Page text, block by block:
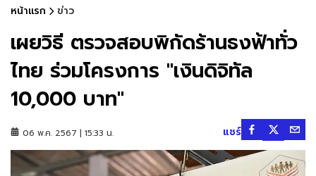
หน้าแรก ข่าว
เผยวิธี ตรวจสอบพิกัดร้านธงฟ้าทั่ว
ไทย ร่วมโครงการ "เงินดิจิทัล
10,000 บาท"
06 พ.ค. 2567 | 15:33 น. แชร์